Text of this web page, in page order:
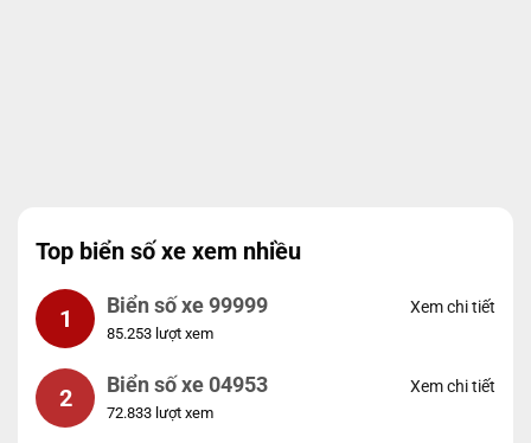
Top biển số xe xem nhiều
1 Biển số xe 99999
85.253 lượt xem
Xem chi tiết
2 Biển số xe 04953
72.833 lượt xem
Xem chi tiết